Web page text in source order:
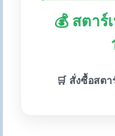
💰 สตาร์
🛒 สั่งซื้อสตา